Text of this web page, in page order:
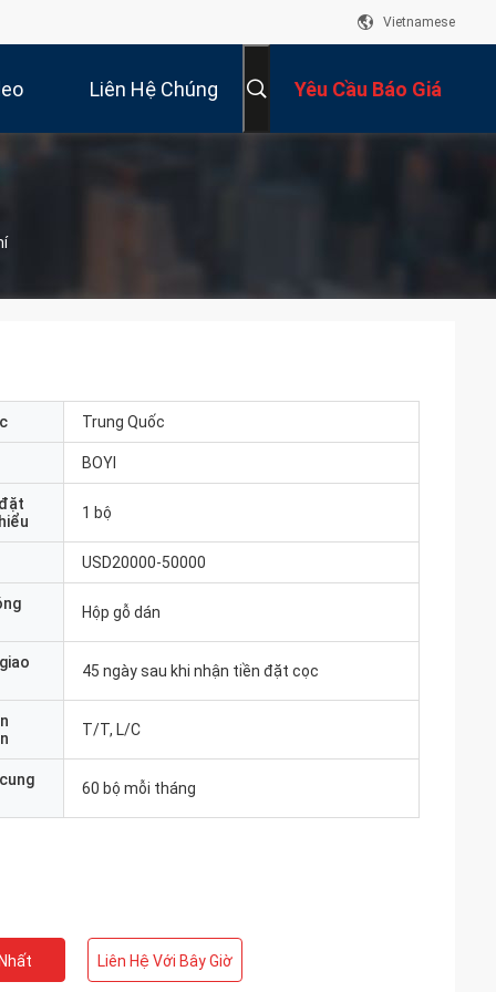
Vietnamese
Liên Hệ Chúng Yêu Cầu Báo Giá
Trung Quốc
BOYI
1 bộ
USD20000-50000
Hộp gỗ dán
45 ngày sau khi nhận tiền đặt cọc
T/T, L/C
60 bộ mỗi tháng
Liên Hệ Với Bây Giờ